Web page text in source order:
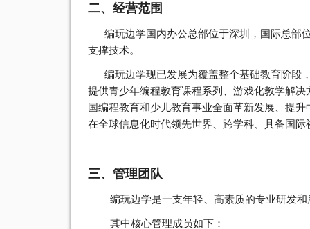
二、经营范围
编玩边学国内办公总部位于深圳，国际总部
支撑技术。
编玩边学现已发展为覆盖整个基础教育阶段
提供青少年编程教育课程系列、游戏化教学解
国编程教育和少儿教育事业全面革新发展、提
在全球信息化时代领先世界、跨学科、具备国际
三、管理团队
编玩边学是一支年轻、高素质的专业研发和
其中核心管理成员如下：